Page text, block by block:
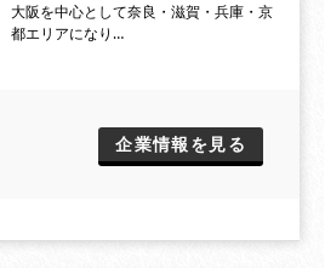
大阪を中心として奈良・滋賀・兵庫・京
都エリアになり…
企業情報を見る